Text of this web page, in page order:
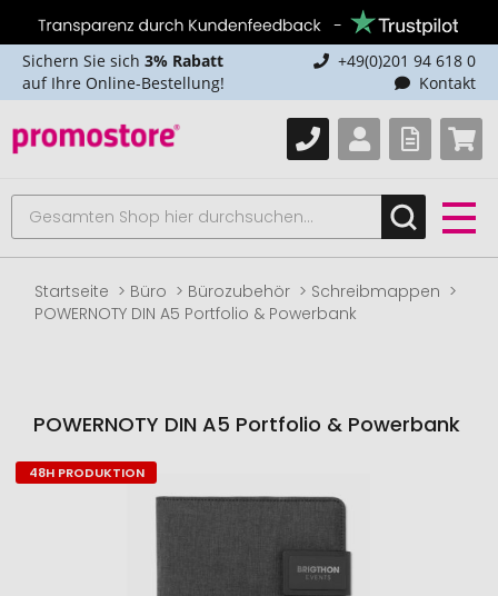
Sichern Sie sich 3% Rabatt
auf Ihre Online-Bestellung!
+49(0)201 94 618 0
Kontakt
Startseite Büro Bürozubehör
Schreibmappen
POWERNOTY DIN A5 Portfolio & Powerbank
POWERNOTY DIN A5 Portfolio & Powerbank
Zum
48H PRODUKTION